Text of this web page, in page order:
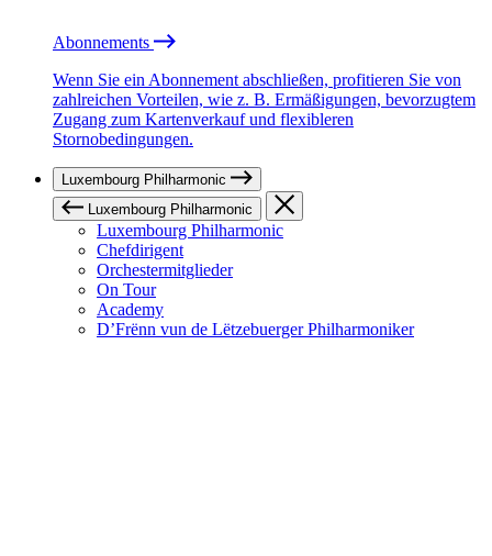
Abonnements
Wenn Sie ein Abonnement abschließen, profitieren Sie von
zahlreichen Vorteilen, wie z. B. Ermäßigungen, bevorzugtem
Zugang zum Kartenverkauf und flexibleren
Stornobedingungen.
Luxembourg Philharmonic
Luxembourg Philharmonic
Luxembourg Philharmonic
Chefdirigent
Orchestermitglieder
On Tour
Academy
D’Frënn vun de Lëtzebuerger Philharmoniker